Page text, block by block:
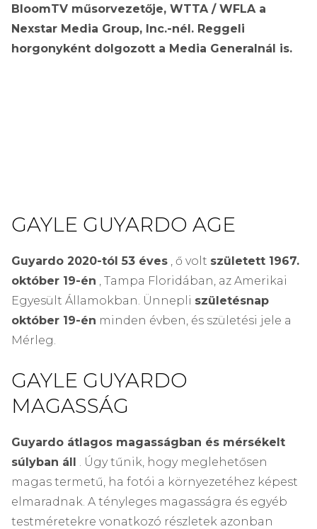
BloomTV műsorvezetője, WTTA / WFLA a
Nexstar Media Group, Inc.-nél. Reggeli
horgonyként dolgozott a Media Generalnál is.
GAYLE GUYARDO AGE
Guyardo 2020-tól 53 éves , ő volt született 1967.
október 19-én , Tampa Floridában, az Amerikai
Egyesült Államokban. Ünnepli születésnap
október 19-én minden évben, és születési jele a
Mérleg.
GAYLE GUYARDO
MAGASSÁG
Guyardo átlagos magasságban és mérsékelt
súlyban áll . Úgy tűnik, hogy meglehetősen
magas termetű, ha fotói a környezetéhez képest
elmaradnak. A tényleges magasságra és egyéb
testméretekre vonatkozó részletek azonban